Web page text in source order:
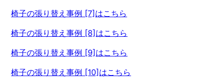
椅子の張り替え事例 [7]はこちら
椅子の張り替え事例 [8]はこちら
椅子の張り替え事例 [9]はこちら
椅子の張り替え事例 [10]はこちら